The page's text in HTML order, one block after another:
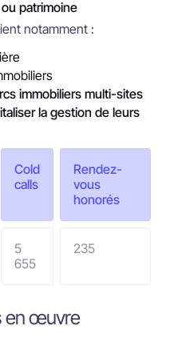
patrimoine
notamment :
immobiliers multi-sites
la gestion de leurs
Cold
calls
Rendez-
vous
honorés
5
655
235
en œuvre